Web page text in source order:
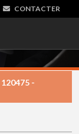
CONTACTER
120475 -